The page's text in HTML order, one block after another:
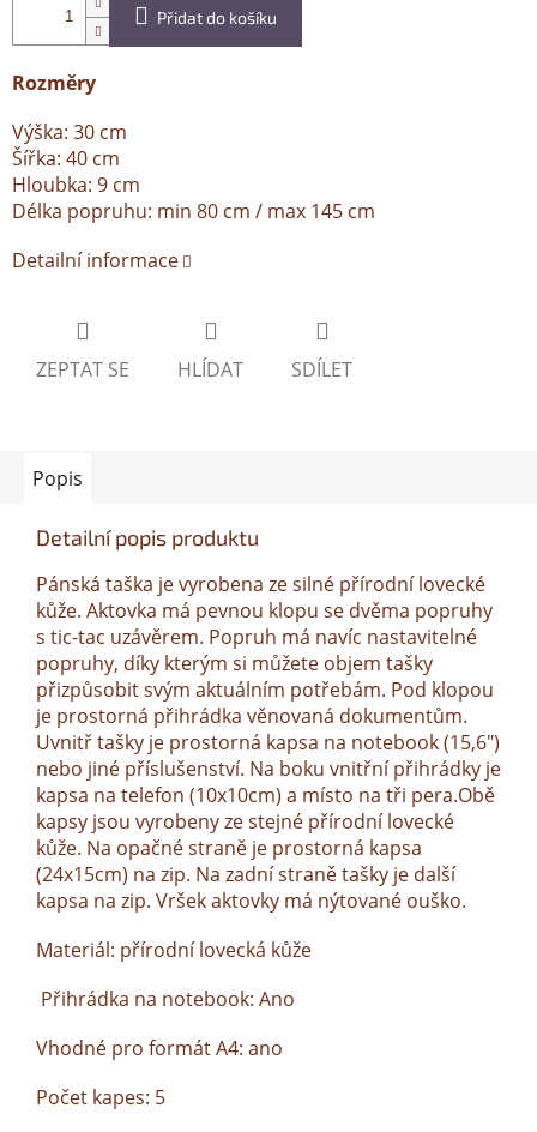
Přidat do košíku
Rozměry
Výška: 30 cm
Šířka: 40 cm
Hloubka: 9 cm
Délka popruhu: min 80 cm / max 145 cm
Detailní informace
ZEPTAT SE HLÍDAT SDÍLET
Popis
Detailní popis produktu
Pánská taška je vyrobena ze silné přírodní lovecké
kůže. Aktovka má pevnou klopu se dvěma popruhy
s tic-tac uzávěrem. Popruh má navíc nastavitelné
popruhy, díky kterým si můžete objem tašky
přizpůsobit svým aktuálním potřebám. Pod klopou
je prostorná přihrádka věnovaná dokumentům.
Uvnitř tašky je prostorná kapsa na notebook (15,6")
nebo jiné příslušenství. Na boku vnitřní přihrádky je
kapsa na telefon (10x10cm) a místo na tři pera.Obě
kapsy jsou vyrobeny ze stejné přírodní lovecké
kůže. Na opačné straně je prostorná kapsa
(24x15cm) na zip. Na zadní straně tašky je další
kapsa na zip. Vršek aktovky má nýtované ouško.
Materiál: přírodní lovecká kůže
Přihrádka na notebook: Ano
Vhodné pro formát A4: ano
Počet kapes: 5